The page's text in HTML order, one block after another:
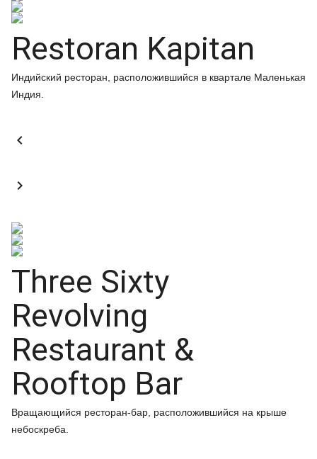
Restoran Kapitan
Индийский ресторан, расположившийся в квартале Маленькая
Индия.


Three Sixty
Revolving
Restaurant &
Rooftop Bar
Вращающийся ресторан-бар, расположившийся на крыше
небоскреба.